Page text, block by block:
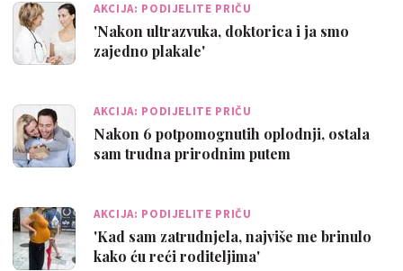
AKCIJA: PODIJELITE PRIČU
'Nakon ultrazvuka, doktorica i ja smo
zajedno plakale'
AKCIJA: PODIJELITE PRIČU
Nakon 6 potpomognutih oplodnji, ostala
sam trudna prirodnim putem
AKCIJA: PODIJELITE PRIČU
'Kad sam zatrudnjela, najviše me brinulo
kako ću reći roditeljima'